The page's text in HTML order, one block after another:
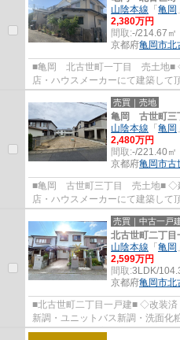
山陰本線 「亀岡
2,380万円
間取:-/214.67㎡
京都府亀岡市北
■亀岡 北古世町一丁目 売土地■
店・ハウスメーカーにて建築して
売買｜売地
亀岡 古世町三
山陰本線 「亀岡
2,480万円
間取:-/221.40㎡
京都府亀岡市古
■亀岡 古世町三丁目 売土地■ ◇
店・ハウスメーカーにて建築して
売買｜中古一戸
北古世町二丁目
山陰本線 「亀岡
2,599万円
間取:3LDK/
京都府亀岡市北
■北古世町二丁目一戸建■ ◇改装
新調・ユニットバス新調・洗面化
替・LDK、全居室、廊下/フロアタ